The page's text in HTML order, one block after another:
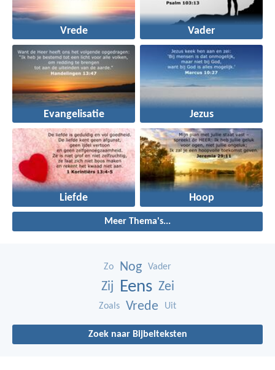
Vrede Vader
Evangelisatie Jezus
Liefde Hoop
Meer Thema's...
Zo Nog Vader
Zij Eens Zei
Zoals Vrede Uit
Zoek naar Bijbelteksten